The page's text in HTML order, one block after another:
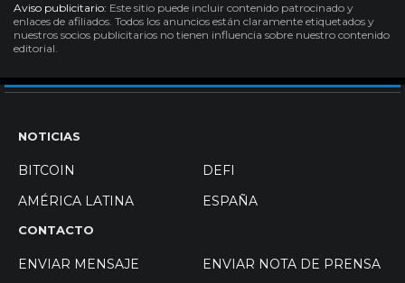
Aviso publicitario: Este sitio puede incluir contenido patrocinado y
enlaces de afiliados. Todos los anuncios están claramente etiquetados y
nuestros socios publicitarios no tienen influencia sobre nuestro contenido
editorial.
NOTICIAS
BITCOIN
DEFI
AMÉRICA LATINA
ESPAÑA
CONTACTO
ENVIAR MENSAJE
ENVIAR NOTA DE PRENSA